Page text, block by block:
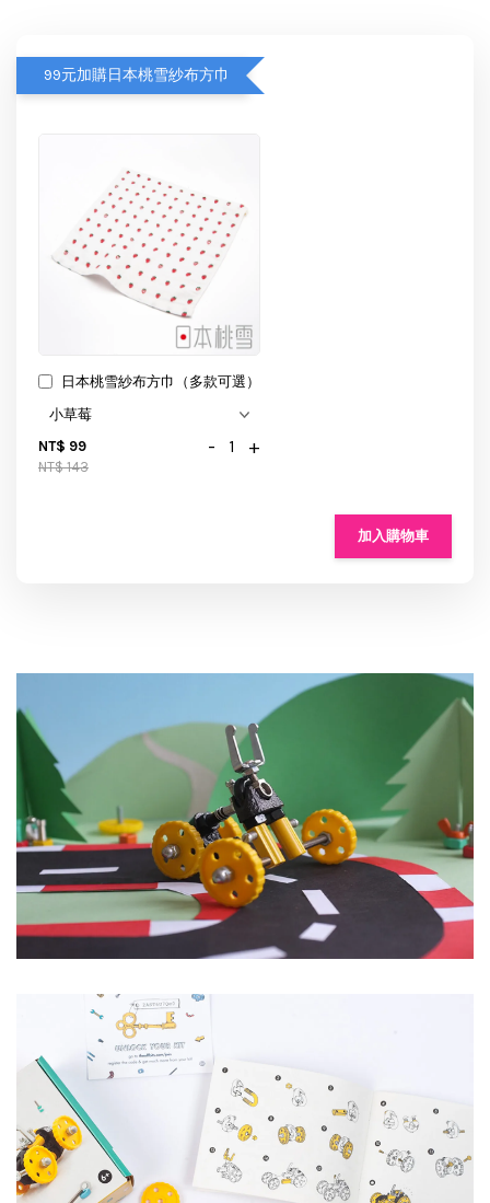
99元加購日本桃雪紗布方巾
日本桃雪紗布方巾（多款可選）
NT$ 99
NT$ 143
- +
加入購物車